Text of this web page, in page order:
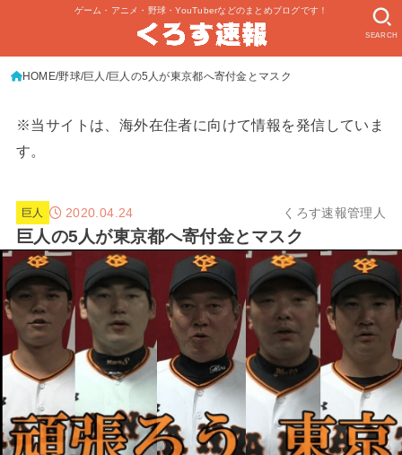
ゲーム・アニメ・野球・YouTuberなどのまとめブログです！
SEARCH
HOME 野球 巨人 巨人の5人が東京都へ寄付金とマスク
※当サイトは、海外在住者に向けて情報を発信していま
す。
巨人 2020.04.24 くろす速報管理人
巨人の5人が東京都へ寄付金とマスク